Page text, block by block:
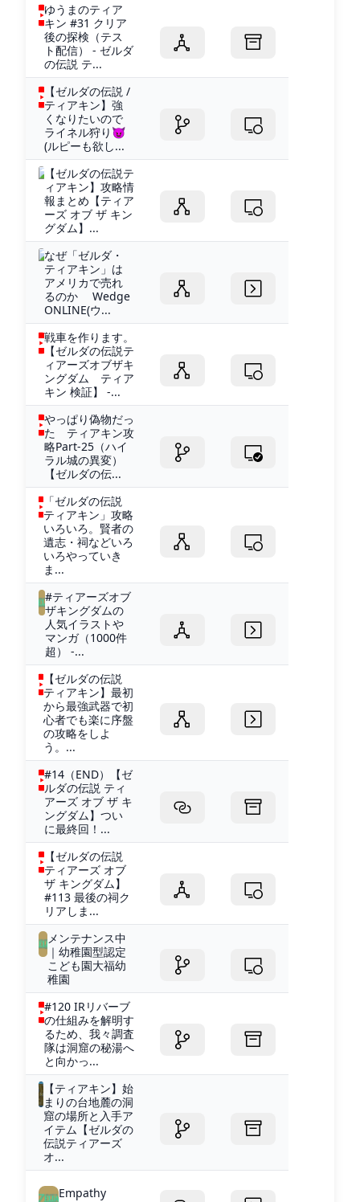
ゆうまのティア
キン #31 クリア
後の探検（テス
ト配信） - ゼルダ
の伝説 テ...
【ゼルダの伝説 /
ティアキン】強
くなりたいので
ライネル狩り😈
(ルピーも欲し...
【ゼルダの伝説テ
ィアキン】攻略情
報まとめ【ティア
ーズ オブ ザ キン
グダム】...
なぜ「ゼルダ・
ティアキン」は
アメリカで売れ
るのか Wedge
ONLINE(ウ...
戦車を作ります。
【ゼルダの伝説テ
ィアーズオブザキ
ングダム ティア
キン 検証】 -...
やっぱり偽物だっ
た ティアキン攻
略Part‐25（ハイ
ラル城の異変）
【ゼルダの伝...
「ゼルダの伝説
ティアキン」攻略
いろいろ。賢者の
遺志・祠などいろ
いろやっていき
ま...
#ティアーズオブ
ザキングダムの
人気イラストや
マンガ（1000件
超） -...
【ゼルダの伝説
ティアキン】最初
から最強武器で初
心者でも楽に序盤
の攻略をしよ
う。...
#14（END）【ゼ
ルダの伝説 ティ
アーズ オブ ザ キ
ングダム】つい
に最終回！...
【ゼルダの伝説
ティアーズ オブ
ザ キングダム】
#113 最後の祠ク
リアしま...
メンテナンス中
｜幼稚園型認定
こども園大福幼
稚園
#120 IRリバーブ
の仕組みを解明す
るため、我々調査
隊は洞窟の秘湯へ
と向かっ...
【ティアキン】始
まりの台地麓の洞
窟の場所と入手ア
イテム【ゼルダの
伝説ティアーズ
オ...
Empathy